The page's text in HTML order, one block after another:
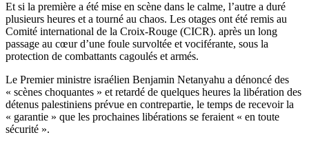
Et si la première a été mise en scène dans le calme, l’autre a duré
plusieurs heures et a tourné au chaos. Les otages ont été remis au
Comité international de la Croix-Rouge (CICR). après un long
passage au cœur d’une foule survoltée et vociférante, sous la
protection de combattants cagoulés et armés.
Le Premier ministre israélien Benjamin Netanyahu a dénoncé des
« scènes choquantes » et retardé de quelques heures la libération des
détenus palestiniens prévue en contrepartie, le temps de recevoir la
« garantie » que les prochaines libérations se feraient « en toute
sécurité ».